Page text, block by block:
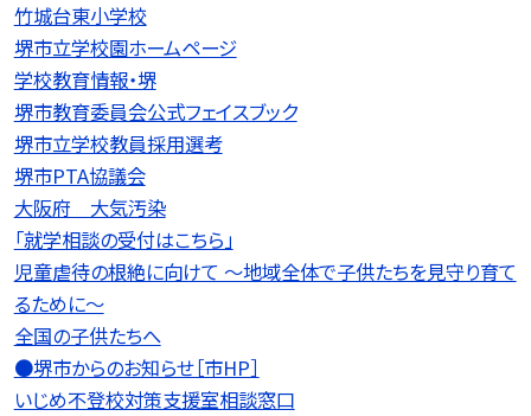
竹城台東小学校
堺市立学校園ホームページ
学校教育情報・堺
堺市教育委員会公式フェイスブック
堺市立学校教員採用選考
堺市PTA協議会
大阪府 大気汚染
「就学相談の受付はこちら」
児童虐待の根絶に向けて 〜地域全体で子供たちを見守り育て
るために〜
全国の子供たちへ
●堺市からのお知らせ［市HP］
いじめ不登校対策支援室相談窓口